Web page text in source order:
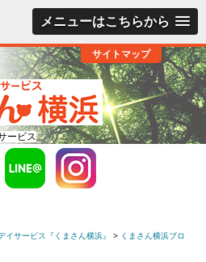
メニューはこちらから
サイトマップ
ービス
サービス『くまさん横浜』 > くまさん横浜ブロ